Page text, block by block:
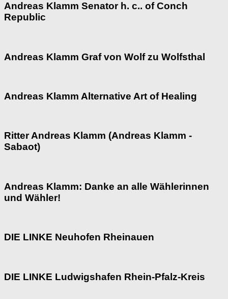
Andreas Klamm Senator h. c.. of Conch
Republic
Andreas Klamm Graf von Wolf zu Wolfsthal
Andreas Klamm Alternative Art of Healing
Ritter Andreas Klamm (Andreas Klamm -
Sabaot)
Andreas Klamm: Danke an alle Wählerinnen
und Wähler!
DIE LINKE Neuhofen Rheinauen
DIE LINKE Ludwigshafen Rhein-Pfalz-Kreis